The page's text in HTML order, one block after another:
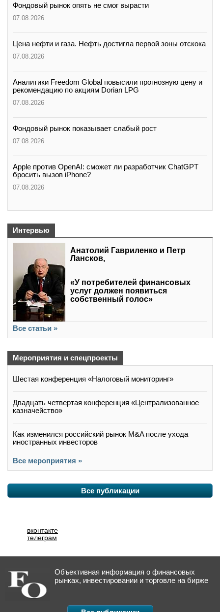
Фондовый рынок опять не смог вырасти
07.08.2026
Цена нефти и газа. Нефть достигла первой зоны отскока
07.08.2026
Аналитики Freedom Global повысили прогнозную цену и
рекомендацию по акциям Dorian LPG
07.08.2026
Фондовый рынок показывает слабый рост
07.08.2026
Apple против OpenAI: сможет ли разработчик ChatGPT
бросить вызов iPhone?
07.08.2026
Интервью
Анатолий Гавриленко и Петр
Лансков,
«У потребителей финансовых
услуг должен появиться
собственный голос»
Все статьи »
Мероприятия и спецпроекты
Шестая конференция «Налоговый мониторинг»
Двадцать четвертая конференция «Централизованное
казначейство»
Как изменился российский рынок M&A после ухода
иностранных инвесторов
Все мероприятия »
Все публикации
вконтакте
телеграм
Объективная информация о финансовых
рынках, инвестировании и торговле на бирже